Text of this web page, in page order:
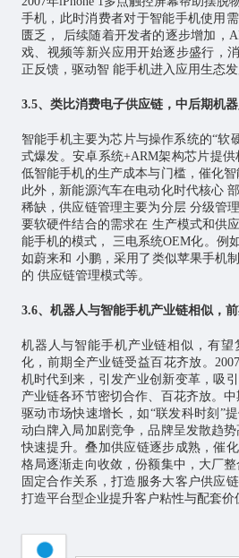
手机，此时消费者对于智能手机使用
匮乏， 后续随着开发者的逐步增加，
戏、视频等新兴应用开始逐步盛行，
正反馈，驱动智 能手机进入应用生态发
3.5、类比消费电子供应链，中后期机
智能手机主要为芯片与操作系统的“软
式爆发。安卓系统+ARM架构芯片提
低智能手机的生产成本与门槛，催化智
此外，新能源汽车在电动化时代核心
稀缺，供应链管理主要为分层 分级管
要软硬件结合的需求在 生产模式和供
能手机的模式， 三电系统OEM化。例
如蔚来和 小鹏，采用了类似苹果手机
的 供应链管理模式等。
3.6、机器人与智能手机产业链相似，
机器人与智能手机产业链相似，有
化，前期全产业链受益百花齐放。
机时代到来，引发产业创新变革，吸
产业链各环节密切合作、百花齐放。
驱动市场快速增长，如“联发科时刻”
动白牌入局加剧竞争，品牌呈发散趋
快速提升。叠加供应链逐步成熟，催
格局逐渐走向收敛，份额集中，大厂
固定合作关系，打造服务大客户供应
打造平台型企业提升客户粘性与配套价